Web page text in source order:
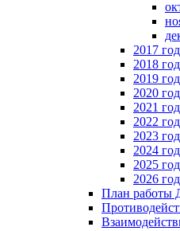
2017 год
2018 год
2019 год
2020 год
2021 год
2022 год
2023 год
2024 год
2025 год
2026 год
План работы